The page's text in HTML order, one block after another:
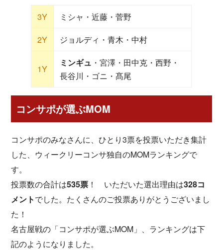
3Y
ミシャ・近藤・菅野
2Y
ジョルディ・青木・中村
1Y
ミンギュ ・宮澤・田中克・西野・
長谷川・ゴニ・髙尾
コンサポが選ぶMOM
コンサポのみなさんに、ひとり3票を投票いただき集計
した、ウィークリーコンサ独自のMOMランキングで
す。
投票数の合計は535票！ いただいた選出理由は328コ
メントでした。たくさんのご投票ありがとうございまし
た！
名古屋戦の「コンサポが選ぶMOM」、ランキングは下
記のようになりました。